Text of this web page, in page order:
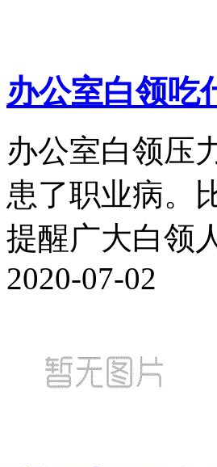
办公室白领吃
办公室白领压
患了职业病。
提醒广大白领
2020-07-02